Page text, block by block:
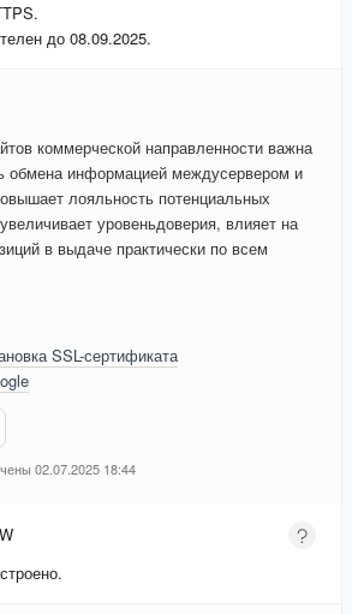
до 08.09.2025.
коммерческой направленности важна
обмена информацией междусервером и
лояльность потенциальных
уровеньдоверия, влияет на
в выдаче практически по всем
SSL-сертификата
02.07.2025 18:44